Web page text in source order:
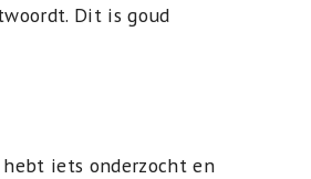
Dit is goud
iets onderzocht en